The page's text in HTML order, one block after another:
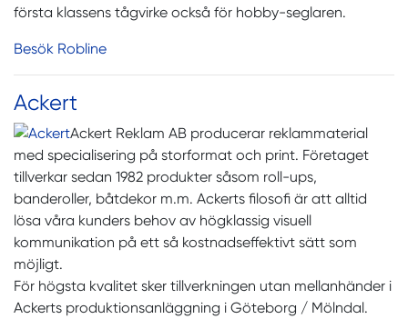
första klassens tågvirke också för hobby-seglaren.
Besök Robline
Ackert
Ackert Reklam AB producerar reklammaterial
med specialisering på storformat och print. Företaget
tillverkar sedan 1982 produkter såsom roll-ups,
banderoller, båtdekor m.m. Ackerts filosofi är att alltid
lösa våra kunders behov av högklassig visuell
kommunikation på ett så kostnadseffektivt sätt som
möjligt.
För högsta kvalitet sker tillverkningen utan mellan­händer i
Ackerts produktions­anläggning i Göteborg / Mölndal.